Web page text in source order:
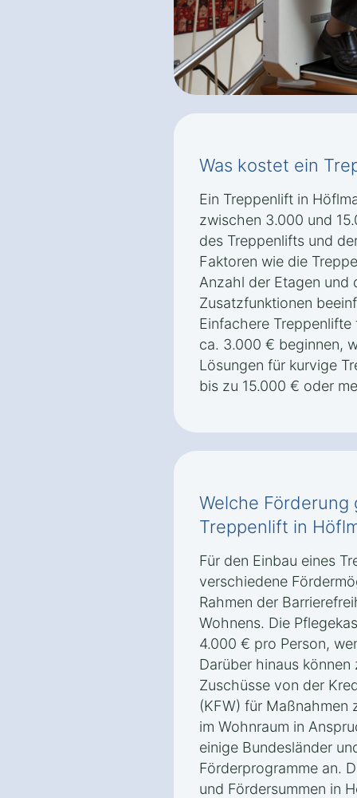
Was kostet ein
Ein Treppenlift in
zwischen 3.000 und
des Treppenlifts und
Faktoren wie die
Anzahl der Etagen und
Zusatzfunktionen
Einfachere
ca. 3.000 € beginnen,
Lösungen für kurvige
bis zu 15.000 € oder
Welche
Treppenlift in
Für den Einbau eines
verschiedene
Rahmen der
Wohnens. Die
4.000 € pro Person,
Darüber hinaus
Zuschüsse von der
(KFW) für Maßnahmen
im Wohnraum in
einige Bundesländer
Förderprogramme an.
und Fördersummen in